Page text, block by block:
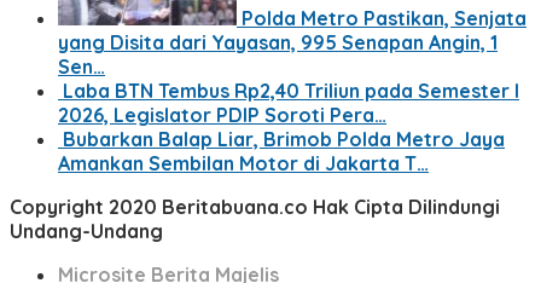
Polda Metro Pastikan, Senjata
yang Disita dari Yayasan, 995 Senapan Angin, 1
Sen…
Laba BTN Tembus Rp2,40 Triliun pada Semester I
2026, Legislator PDIP Soroti Pera…
Bubarkan Balap Liar, Brimob Polda Metro Jaya
Amankan Sembilan Motor di Jakarta T…
Copyright 2020 Beritabuana.co Hak Cipta Dilindungi
Undang-Undang
Microsite Berita Majelis